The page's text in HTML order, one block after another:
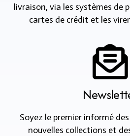
livraison, via les systèmes de
cartes de crédit et les
Soyez le premier informé
nouvelles collections et